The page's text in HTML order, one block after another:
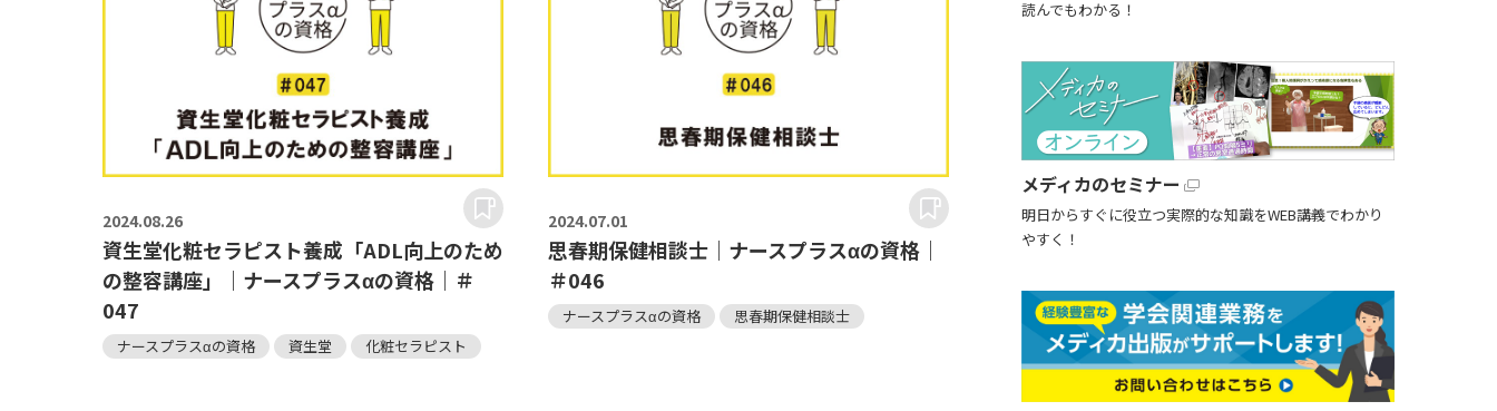
2024.08.26
資生堂化粧セラピスト養成「ADL向上のため
の整容講座」｜ナースプラスαの資格｜＃
047
ナースプラスαの資格 資生堂 化粧セラピスト
2024.07.01
思春期保健相談士｜ナースプラスαの資格｜
＃046
ナースプラスαの資格 思春期保健相談士
読んでもわかる！
メディカのセミナー
明日からすぐに役立つ実際的な知識をWEB講義でわかり
やすく！